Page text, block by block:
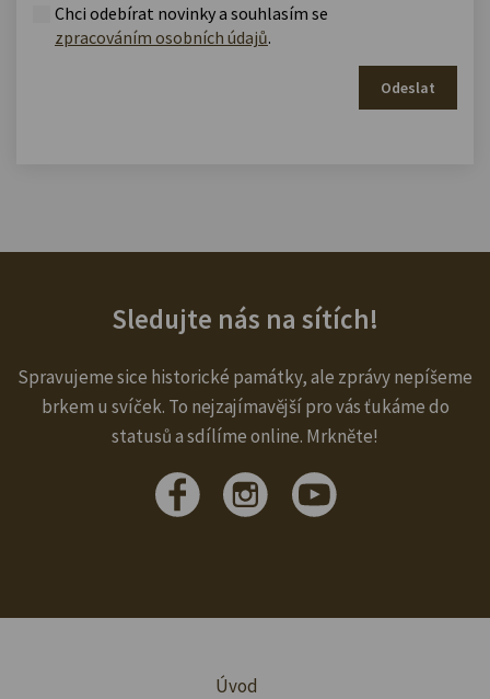
Chci odebírat novinky a souhlasím se
zpracováním osobních údajů.
Odeslat
Sledujte nás na sítích!
Spravujeme sice historické památky, ale zprávy nepíšeme
brkem u svíček. To nejzajímavější pro vás ťukáme do
statusů a sdílíme online. Mrkněte!
Úvod